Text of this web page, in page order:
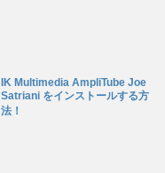
IK Multimedia AmpliTube Joe
Satriani をインストールする方
法！